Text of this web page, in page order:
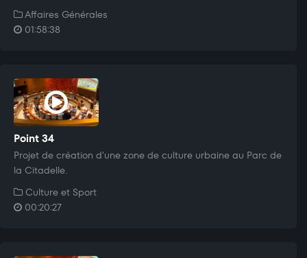
Affaires Générales
01:58:38
Point 34
Projet de création d'une zone de culture urbaine au Parc de
la Citadelle.
Culture et Sport
00:20:27